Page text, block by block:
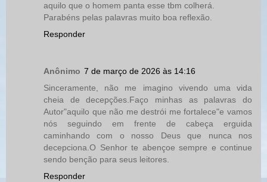
aquilo que o homem panta esse tbm colherá.
Parabéns pelas palavras muito boa reflexão.
Responder
Anônimo 7 de março de 2026 às 14:16
Sinceramente, não me imagino vivendo uma vida
cheia de decepções.Faço minhas as palavras do
Autor"aquilo que não me destrói me fortalece"e vamos
nós seguindo em frente de cabeça erguida
caminhando com o nosso Deus que nunca nos
decepciona.O Senhor te abençoe sempre e continue
sendo benção para seus leitores.
Responder